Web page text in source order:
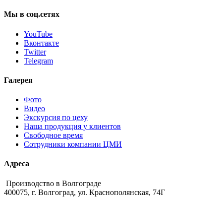
Мы в соц.сетях
YouTube
Вконтакте
Twitter
Telegram
Галерея
Фото
Видео
Экскурсия по цеху
Наша продукция у клиентов
Свободное время
Сотрудники компании ЦМИ
Адреса
Производство в Волгограде
400075, г. Волгоград, ул. Краснополянская, 74Г